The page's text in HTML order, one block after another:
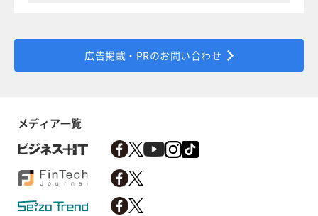
広告掲載・PRのお問い合わせ
メディア一覧